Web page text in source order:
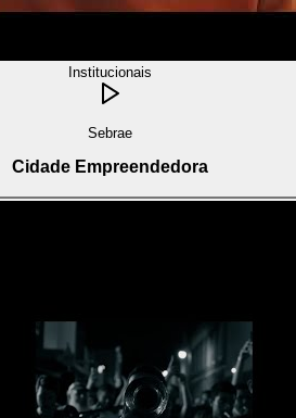
Institucionais
Sebrae
Cidade Empreendedora